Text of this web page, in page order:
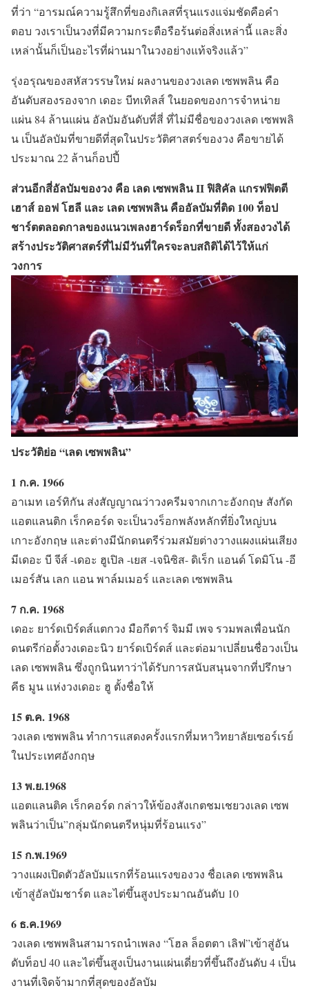
ที่ว่า “อารมณ์ความรู้สึกที่ของกิเลสที่รุนแรงแจ่มชัดคือคำ
ตอบ วงเราเป็นวงที่มีความกระตือรือร้นต่อสิ่งเหล่านี้ และสิ่ง
เหล่านั้นก็เป็นอะไรที่ผ่านมาในวงอย่างแท้จริงแล้ว”
รุ่งอรุณของสหัสวรรษใหม่ ผลงานของวงเลด เซพพลิน คือ
อันดับสองรองจาก เดอะ บีทเทิลส์ ในยอดของการจำหน่าย
แผ่น 84 ล้านแผ่น อัลบัมอันดับที่สี่ ที่ไม่มีชื่อของวงเลด เซพพลิ
น เป็นอัลบัมที่ขายดีที่สุดในประวัติศาสตร์ของวง คือขายได้
ประมาณ 22 ล้านก็อปปี้
ส่วนอีกสี่อัลบัมของวง คือ เลด เซพพลิน II ฟิสิคัล แกรฟฟิตตี
เฮาส์ ออฟ โฮลี และ เลด เซพพลิน คืออัลบัมที่ติด 100 ท็อป
ชาร์ตตลอดกาลของแนวเพลงฮาร์ดร็อกที่ขายดี ทั้งสองวงได้
สร้างประวัติศาสตร์ที่ไม่มีวันที่ใครจะลบสถิติได้ไว้ให้แก่
วงการ
ประวัติย่อ “เลด เซพพลิน”
1 ก.ค. 1966
อาเมท เอร์ทิกัน ส่งสัญญาณว่าวงครีมจากเกาะอังกฤษ สังกัด
แอตแลนติก เร็กคอร์ด จะเป็นวงร็อกพลังหลักที่ยิ่งใหญ่บน
เกาะอังกฤษ และต่างมีนักดนตรีร่วมสมัยต่างวางแผงแผ่นเสียง
มีเดอะ บี จีส์ -เดอะ ฮูเปิล -เยส -เจนิซิส- ดิเร็ก แอนด์ โดมิโน -อี
เมอร์สัน เลก แอน พาล์มเมอร์ และเลด เซพพลิน
7 ก.ค. 1968
เดอะ ยาร์ดเบิร์ดส์แตกวง มือกีตาร์ จิมมี เพจ รวมพลเพื่อนนัก
ดนตรีก่อตั้งวงเดอะนิว ยาร์ดเบิร์ดส์ และต่อมาเปลี่ยนชื่อวงเป็น
เลด เซพพลิน ซึ่งถูกนินทาว่าได้รับการสนับสนุนจากที่ปรึกษา
คีธ มูน แห่งวงเดอะ ฮู ตั้งชื่อให้
15 ต.ค. 1968
วงเลด เซพพลิน ทำการแสดงครั้งแรกที่มหาวิทยาลัยเซอร์เรย์
ในประเทศอังกฤษ
13 พ.ย.1968
แอตแลนติค เร็กคอร์ด กล่าวให้ข้องสังเกตชมเชยวงเลด เซพ
พลินว่าเป็น”กลุ่มนักดนตรีหนุ่มที่ร้อนแรง”
15 ก.พ.1969
วางแผงเปิดตัวอัลบัมแรกที่ร้อนแรงของวง ชื่อเลด เซพพลิน
เข้าสู่อัลบัมชาร์ต และไต่ขึ้นสูงประมาณอันดับ 10
6 ธ.ค.1969
วงเลด เซพพลินสามารถนำเพลง “โฮล ล็อตตา เลิฟ”เข้าสู่อัน
ดับท็อป 40 และไต่ขึ้นสูงเป็นงานแผ่นเดี่ยวที่ขึ้นถึงอันดับ 4 เป็น
งานที่เจิดจ้ามากที่สุดของอัลบัม